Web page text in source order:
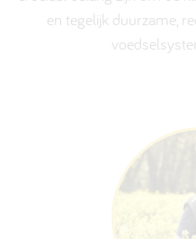
en tegelijk duurzame,